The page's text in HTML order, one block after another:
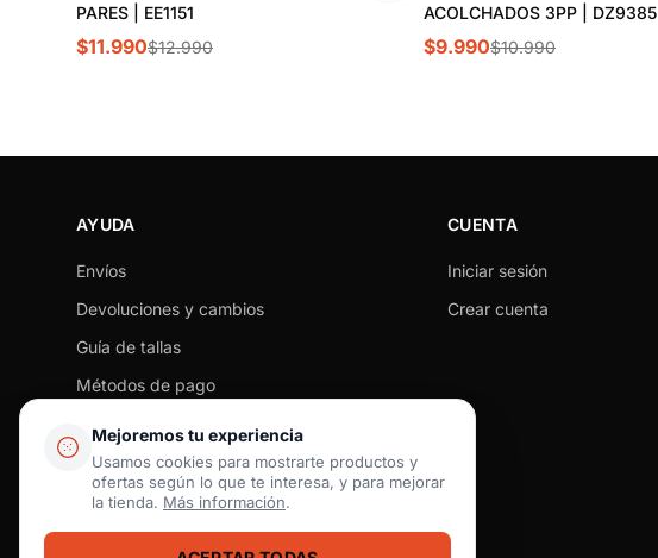
Mejoremos tu experiencia
Usamos cookies para mostrarte productos y
ofertas según lo que te interesa, y para mejorar
la tienda. Más información.
PARES | EE1151
$11.990$12.990
ACOLCHADOS 3PP | DZ9385
$9.990$10.990
AYUDA
Envíos
Devoluciones y cambios
Guía de tallas
Métodos de pago
Preguntas frecuentes
Contacto
CUENTA
Iniciar sesión
Crear cuenta